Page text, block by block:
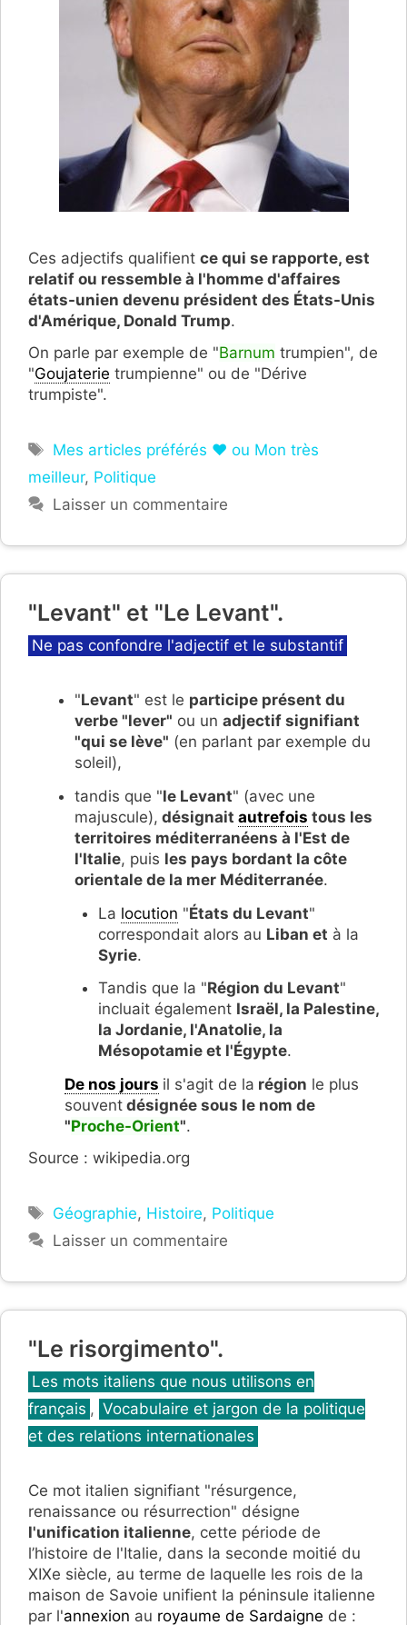
Ces adjectifs qualifient ce qui se rapporte, est
relatif ou ressemble à l'homme d'affaires
états-unien devenu président des États-Unis
d'Amérique, Donald Trump.
On parle par exemple de "Barnum trumpien", de
"Goujaterie trumpienne" ou de "Dérive
trumpiste".
Étiquettes
Mes articles préférés ❤ ou Mon très
meilleur, Politique
Laisser un commentaire
"Levant" et "Le Levant".
Catégories
Ne pas confondre l'adjectif et le substantif
"Levant" est le participe présent du
verbe "lever" ou un adjectif signifiant
"qui se lève" (en parlant par exemple du
soleil),
tandis que "le Levant" (avec une
majuscule), désignait autrefois tous les
territoires méditerranéens à l'Est de
l'Italie, puis les pays bordant la côte
orientale de la mer Méditerranée.
La locution "États du Levant"
correspondait alors au Liban et à la
Syrie.
Tandis que la "Région du Levant"
incluait également Israël, la Palestine,
la Jordanie, l'Anatolie, la
Mésopotamie et l'Égypte.
De nos jours il s'agit de la région le plus
souvent désignée sous le nom de
"Proche-Orient".
Source : wikipedia.org
Étiquettes
Géographie, Histoire, Politique
Laisser un commentaire
"Le risorgimento".
Catégories
Les mots italiens que nous utilisons en
français , Vocabulaire et jargon de la politique
et des relations internationales
Ce mot italien signifiant "résurgence,
renaissance ou résurrection" désigne
l'unification italienne, cette période de
l’histoire de l'Italie, dans la seconde moitié du
XIXe siècle, au terme de laquelle les rois de la
maison de Savoie unifient la péninsule italienne
par l'annexion au royaume de Sardaigne de :